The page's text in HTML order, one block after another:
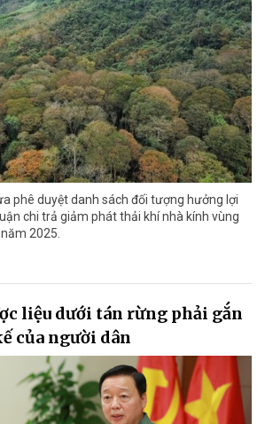
phê duyệt danh sách đối tượng hưởng lợi
chi trả giảm phát thải khí nhà kính vùng
2025.
liệu dưới tán rừng phải gắn
của người dân